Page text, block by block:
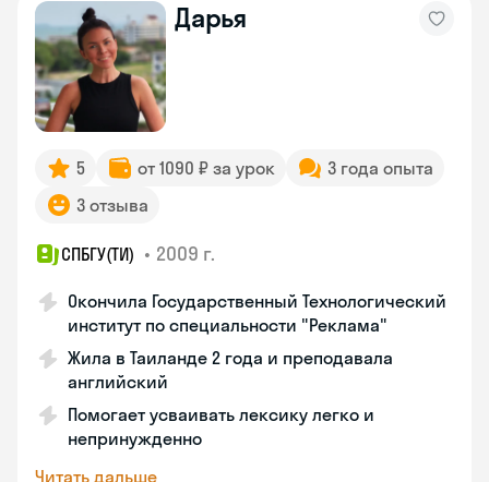
Дарья
5 от 1090 ₽ за урок
3 года опыта
3 отзыва
СПБГУ(ТИ) • 2009 г.
Окончила Государственный Технологический
институт по специальности "Реклама"
Жила в Таиланде 2 года и преподавала
английский
Помогает усваивать лексику легко и
непринужденно
Читать дальше